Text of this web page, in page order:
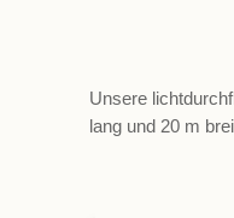
Unsere
lang und 20 m